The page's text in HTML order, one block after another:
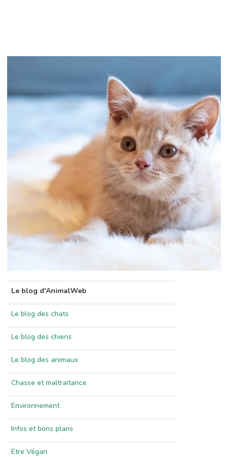
Le blog d'AnimalWeb
Le blog des chats
Le blog des chiens
Le blog des animaux
Chasse et maltraitance
Environnement
Infos et bons plans
Etre Végan